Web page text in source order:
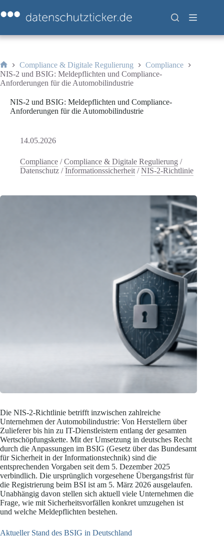
Inhalt
springen
Start
Compliance & Digitale Regulierung
Compliance
NIS-2 und BSIG: Meldepflichten und Compliance-
Anforderungen für die Automobilindustrie
NIS-2 und BSIG: Meldepflichten und Compliance-
Anforderungen für die Automobilindustrie
14.05.2026
Compliance /Compliance & Digitale Regulierung /
Datenschutz /Informationssicherheit /NIS-2-Richtlinie
Die NIS-2-Richtlinie betrifft inzwischen zahlreiche
Unternehmen der Automobilindustrie: Von Herstellern über
Zulieferer bis hin zu IT-Dienstleistern entlang der gesamten
Wertschöpfungskette. Mit der Umsetzung in deutsches Recht
durch die Anpassungen im BSIG (Gesetz über das Bundesamt
für Sicherheit in der Informationstechnik) sind die
entsprechenden Vorgaben seit dem 5. Dezember 2025
verbindlich. Die ursprünglich vorgesehene Übergangsfrist für
die Registrierung beim BSI ist am 5. März 2026 ausgelaufen.
Unabhängig davon stellen sich aktuell viele Unternehmen die
Frage, wie mit Sicherheitsvorfällen konkret umzugehen ist
und welche Meldepflichten bestehen.
Aktueller Stand des BSIG in Deutschland